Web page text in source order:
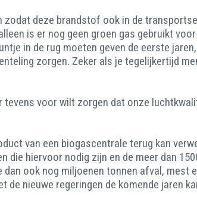
deze brandstof ook in de
is er nog geen groen gas gebruikt
in de rug moeten geven de eerste
zorgen. Zeker als je tegelijkertijd
voor wilt zorgen dat onze
van een biogascentrale terug kan
hiervoor nodig zijn en de meer dan
ook nog miljoenen tonnen afval, mest
nieuwe regeringen de komende jaren